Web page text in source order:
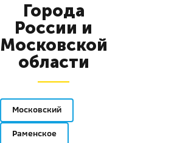
Города
России и
Московской
области
Московский
Раменское